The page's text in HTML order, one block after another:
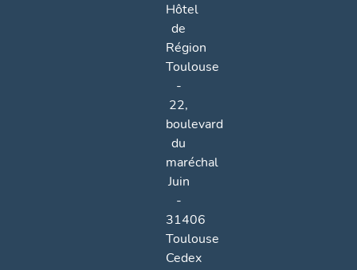
Hôtel
de
Région
Toulouse
-
22,
boulevard
du
maréchal
Juin
-
31406
Toulouse
Cedex